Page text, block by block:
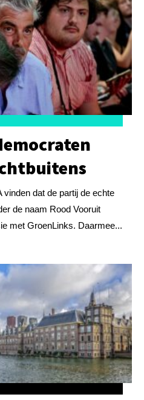
dat de partij de echte
de naam Rood Vooruit
met GroenLinks. Daarmee...